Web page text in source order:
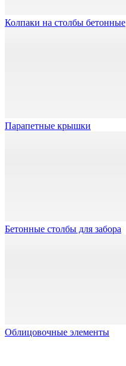
Колпаки на столбы бетонные
Парапетные крышки
Бетонные столбы для забора
Облицовочные элементы